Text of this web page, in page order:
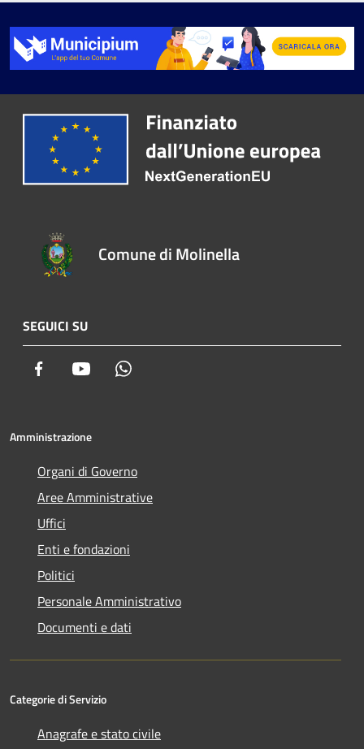
Comune di Molinella
SEGUICI SU
Facebook Youtube
Amministrazione
Organi di Governo
Aree Amministrative
Uffici
Enti e fondazioni
Politici
Personale Amministrativo
Documenti e dati
Categorie di Servizio
Anagrafe e stato civile